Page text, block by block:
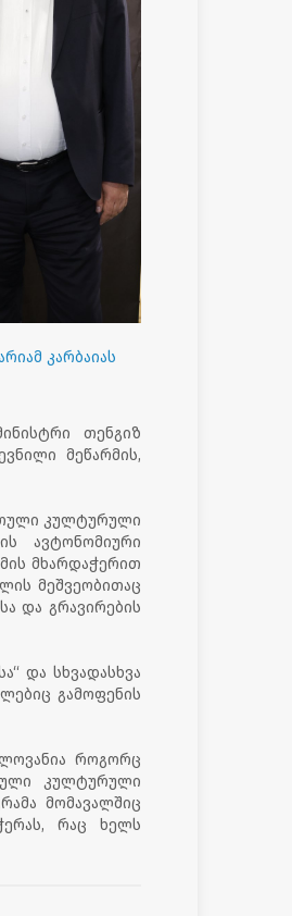
კარბაიას
თენგიზ
მეწარმის,
კულტურული
ავტონომიური
მხარდაჭერით
მეშვეობითაც
და გრავირების
და სხვადასხვა
გამოფენის
როგორც
კულტურული
მომავალშიც
რაც ხელს